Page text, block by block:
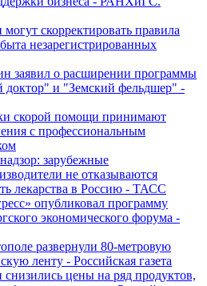
скорректировать правила
незарегистрированных
заявил о расширении программы
доктор" и "Земский фельдшер" -
скорой помощи принимают
с профессиональным
зарубежные
не отказываются
лекарства в Россию - ТАСС
опубликовал программу
экономического форума -
развернули 80-метровую
ленту - Российская газета
снизились цены на ряд продуктов,